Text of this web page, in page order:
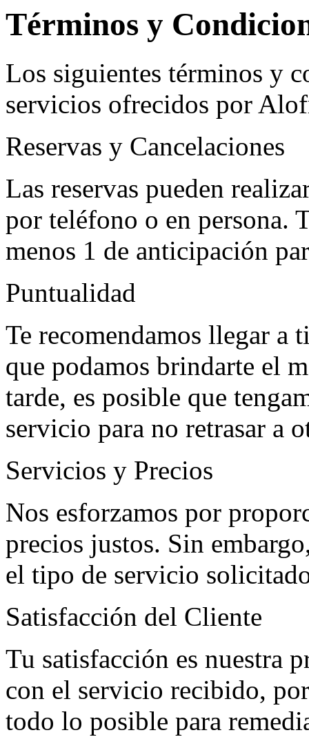
Términos y
Los siguientes términos y
servicios ofrecidos por
Reservas y Cancelaciones
Las reservas pueden
por teléfono o en persona.
menos 1 de anticipación
Puntualidad
Te recomendamos llegar a
que podamos brindarte el
tarde, es posible que
servicio para no retrasar a
Servicios y Precios
Nos esforzamos por
precios justos. Sin
el tipo de servicio
Satisfacción del Cliente
Tu satisfacción es nuestra
con el servicio recibido,
todo lo posible para